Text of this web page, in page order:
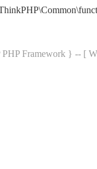
PHP Framework } -- [